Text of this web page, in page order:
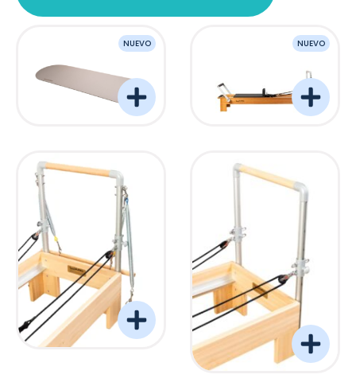
NUEVO NUEVO
Torre Barreformer Monitor Natural Pro